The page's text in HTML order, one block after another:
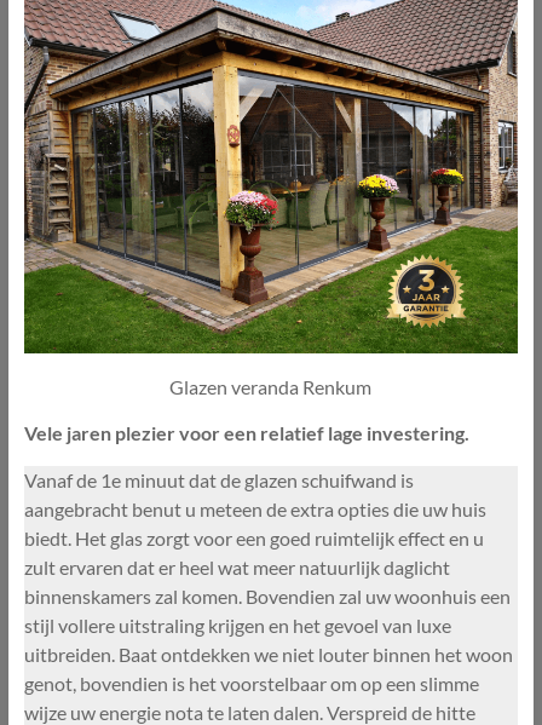
Glazen veranda Renkum
Vele jaren plezier voor een relatief lage investering.
Vanaf de 1e minuut dat de glazen schuifwand is
aangebracht benut u meteen de extra opties die uw huis
biedt. Het glas zorgt voor een goed ruimtelijk effect en u
zult ervaren dat er heel wat meer natuurlijk daglicht
binnenskamers zal komen. Bovendien zal uw woonhuis een
stijl vollere uitstraling krijgen en het gevoel van luxe
uitbreiden. Baat ontdekken we niet louter binnen het woon
genot, bovendien is het voorstelbaar om op een slimme
wijze uw energie nota te laten dalen. Verspreid de hitte